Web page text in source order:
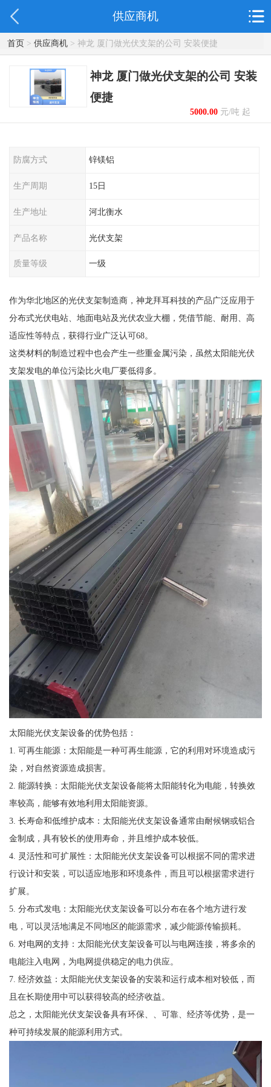
供应商机
首页> 供应商机> 神龙 厦门做光伏支架的公司 安装便捷
神龙 厦门做光伏支架的公司 安装
便捷
5000.00元/吨 起
防腐方式 锌镁铝
生产周期 15日
生产地址 河北衡水
产品名称 光伏支架
质量等级 一级
作为华北地区的光伏支架制造商，神龙拜耳科技的产品广泛应用于
分布式光伏电站、地面电站及光伏农业大棚，凭借节能、耐用、高
适应性等特点，获得行业广泛认可68。
这类材料的制造过程中也会产生一些重金属污染，虽然太阳能光伏
支架发电的单位污染比火电厂要低得多。
太阳能光伏支架设备的优势包括：
1. 可再生能源：太阳能是一种可再生能源，它的利用对环境造成污
染，对自然资源造成损害。
2. 能源转换：太阳能光伏支架设备能将太阳能转化为电能，转换效
率较高，能够有效地利用太阳能资源。
3. 长寿命和低维护成本：太阳能光伏支架设备通常由耐候钢或铝合
金制成，具有较长的使用寿命，并且维护成本较低。
4. 灵活性和可扩展性：太阳能光伏支架设备可以根据不同的需求进
行设计和安装，可以适应地形和环境条件，而且可以根据需求进行
扩展。
5. 分布式发电：太阳能光伏支架设备可以分布在各个地方进行发
电，可以灵活地满足不同地区的能源需求，减少能源传输损耗。
6. 对电网的支持：太阳能光伏支架设备可以与电网连接，将多余的
电能注入电网，为电网提供稳定的电力供应。
7. 经济效益：太阳能光伏支架设备的安装和运行成本相对较低，而
且在长期使用中可以获得较高的经济收益。
总之，太阳能光伏支架设备具有环保、、可靠、经济等优势，是一
种可持续发展的能源利用方式。